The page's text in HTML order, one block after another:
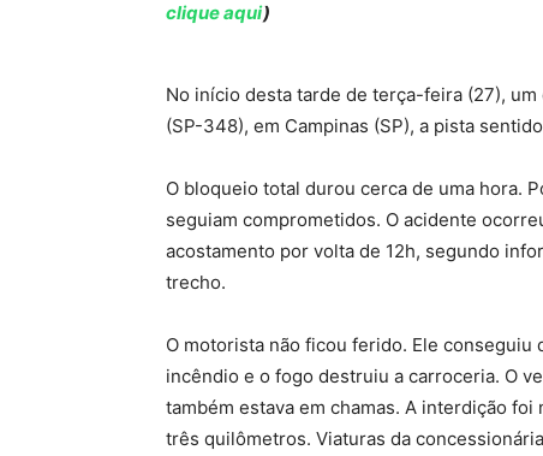
clique aqui)
No início desta tarde de terça-feira (27),
(SP-348), em Campinas (SP), a pista
O bloqueio total durou cerca de uma hora.
seguiam comprometidos. O acidente
acostamento por volta de 12h, segundo
trecho.
O motorista não ficou ferido. Ele
incêndio e o fogo destruiu a carroceria. O
também estava em chamas. A interdição
três quilômetros. Viaturas da